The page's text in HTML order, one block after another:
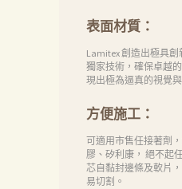
表面材質：
Lamitex 創造出極具
獨家技術，確保卓越
現出極為逼真的視覺
方便施工：
可適用市售任接著劑
膠、矽利康， 絕不起
芯自黏封邊條及軟片
易切割。